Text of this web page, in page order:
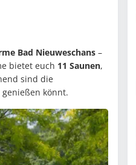
Bad Nieuweschans –
bietet euch 11 Saunen,
sind die
könnt.